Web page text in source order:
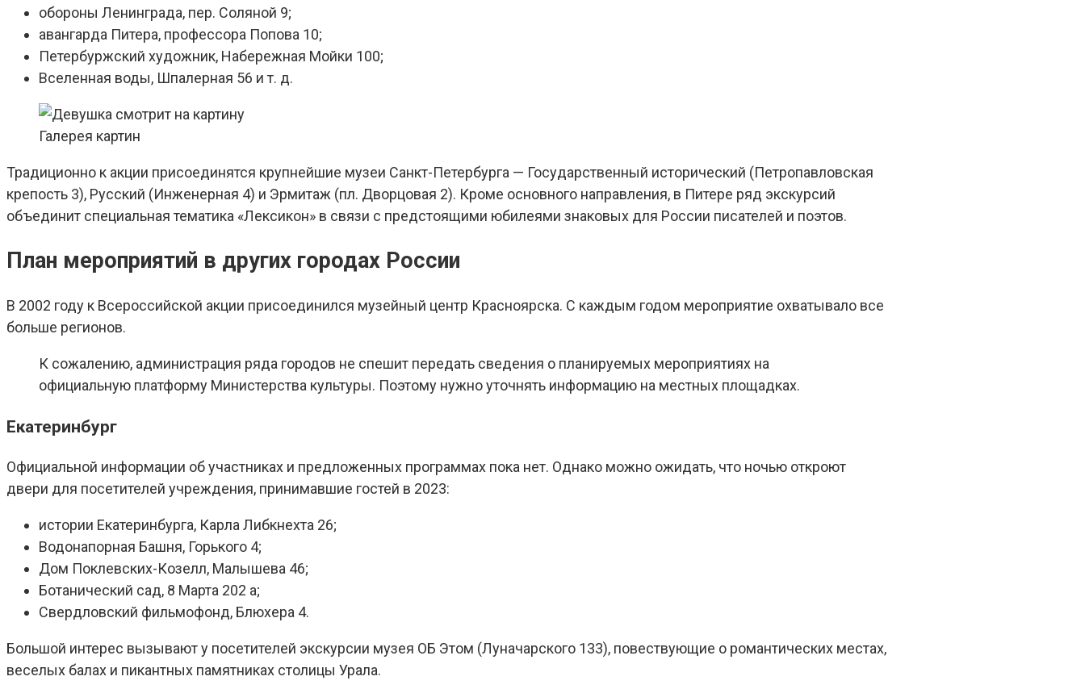
обороны Ленинграда, пер. Соляной 9;
авангарда Питера, профессора Попова 10;
Петербуржский художник, Набережная Мойки 100;
Вселенная воды, Шпалерная 56 и т. д.
Галерея картин
Традиционно к акции присоединятся крупнейшие музеи Санкт-Петербурга — Государственный исторический (Петропавловская
крепость 3), Русский (Инженерная 4) и Эрмитаж (пл. Дворцовая 2). Кроме основного направления, в Питере ряд экскурсий
объединит специальная тематика «Лексикон» в связи с предстоящими юбилеями знаковых для России писателей и поэтов.
План мероприятий в других городах России
В 2002 году к Всероссийской акции присоединился музейный центр Красноярска. С каждым годом мероприятие охватывало все
больше регионов.
К сожалению, администрация ряда городов не спешит передать сведения о планируемых мероприятиях на
официальную платформу Министерства культуры. Поэтому нужно уточнять информацию на местных площадках.
Екатеринбург
Официальной информации об участниках и предложенных программах пока нет. Однако можно ожидать, что ночью откроют
двери для посетителей учреждения, принимавшие гостей в 2023:
истории Екатеринбурга, Карла Либкнехта 26;
Водонапорная Башня, Горького 4;
Дом Поклевских-Козелл, Малышева 46;
Ботанический сад, 8 Марта 202 а;
Свердловский фильмофонд, Блюхера 4.
Большой интерес вызывают у посетителей экскурсии музея ОБ Этом (Луначарского 133), повествующие о романтических местах,
веселых балах и пикантных памятниках столицы Урала.